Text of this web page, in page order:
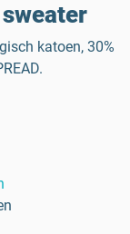
katoen, 30%